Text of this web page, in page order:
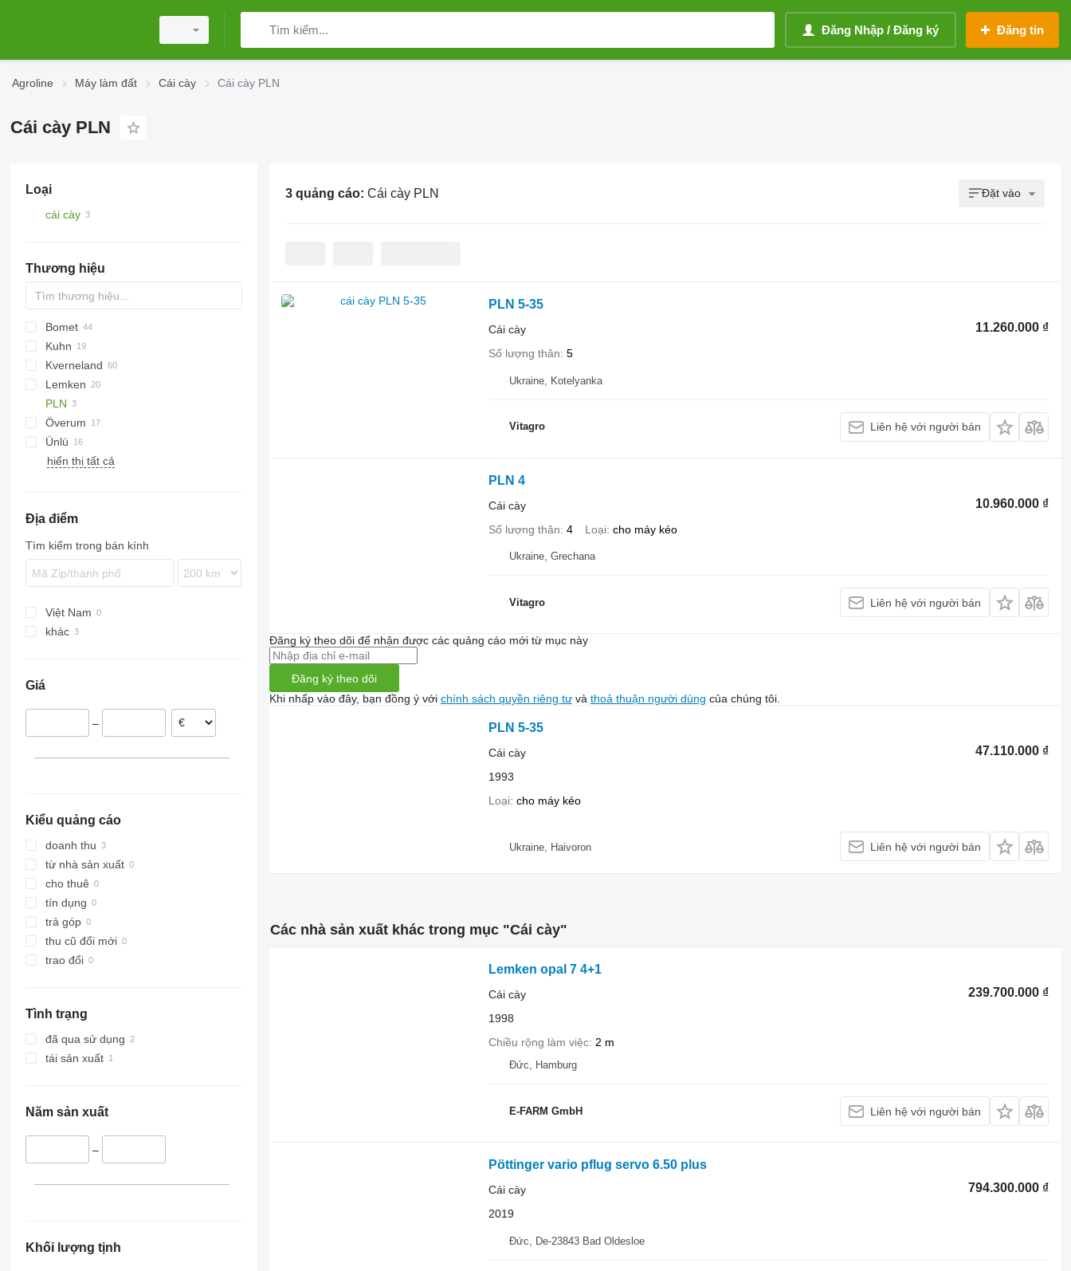
Đăng Nhập / Đăng ký Đăng tin
Agroline Máy làm đất Cái cày Cái cày PLN
Cái cày PLN
Loại
cái cày
Thương hiệu
PN
KM180
Cayron
Cayros
Teres
Bomet
U-series
Z-series
Kuhn
Challenger
Manager
Vari-Master
Kverneland
EG
PB
RS
Lemken
Diamant
EurOpal
Juwel
Opal
VarioPack
PLN
5-35
Servo
Albatros
Kormoran
Super-Albatros
IBIS
PNV
Överum
Ünlü
hiển thị tất cả
Địa điểm
Tìm kiếm trong bán kính
Việt Nam
khác
Giá
–
Kiểu quảng cáo
doanh thu
từ nhà sản xuất
cho thuê
tín dụng
trả góp
thu cũ đổi mới
trao đổi
Tình trạng
đã qua sử dụng
tái sản xuất
Năm sản xuất
–
Khối lượng tịnh
3 quảng cáo: Cái cày PLN Đặt vào
PLN 5-35
11.260.000 ₫
Cái cày
Số lượng thân 5
Ukraine, Kotelyanka
Vitagro Liên hệ với người bán
PLN 4
10.960.000 ₫
Cái cày
Số lượng thân 4 Loại cho máy kéo
Ukraine, Grechana
Vitagro Liên hệ với người bán
Đăng ký theo dõi để nhận được các quảng cáo mới từ mục này
Đăng ký theo dõi
Khi nhấp vào đây, bạn đồng ý với chính sách quyền riêng tưvà thoả thuận người dùng của chúng tôi.
PLN 5-35
47.110.000 ₫
Cái cày
1993
Loại cho máy kéo
Ukraine, Haivoron Liên hệ với người bán
Các nhà sản xuất khác trong mục "Cái cày"
Lemken opal 7 4+1
239.700.000 ₫
Cái cày
1998
Chiều rộng làm việc 2 m
Đức, Hamburg
E-FARM GmbH Liên hệ với người bán
Pöttinger vario pflug servo 6.50 plus
794.300.000 ₫
Cái cày
2019
Đức, De-23843 Bad Oldesloe